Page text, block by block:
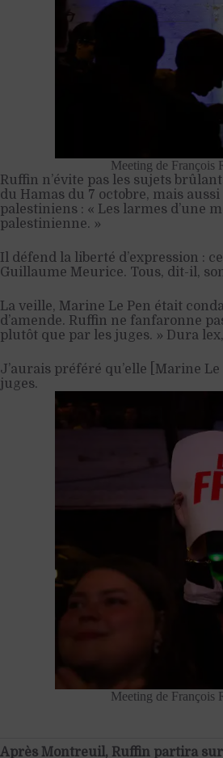
Meeting de
Ruffin n’évite pas les sujets
du Hamas du 7 octobre, mais
palestiniens : « Les larmes d’une
palestinienne. »
Il défend la liberté d’expression :
Guillaume Meurice. Tous, dit-il,
La veille, Marine Le Pen était
d’amende. Ruffin ne fanfaronne
plutôt que par les juges. » Dura lex,
J’aurais préféré qu’elle [Marine
juges.
Meeting de
Après Montreuil, Ruffin partira sur